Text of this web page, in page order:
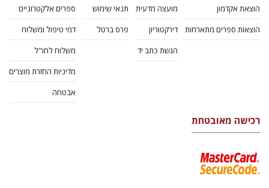
הוצאת אקדמון
הוצאות ספרים מתארחות
מועצה מדעית
דירקטוריון
הגשת כתב יד
תנאי שימוש
פרס ברטל
ספרים אלקטרוניים
דמי טיפול ומשלוח
משלוח לחו"ל
מדיניות החזרת מוצרים
אבטחה
רכישה מאובטחת